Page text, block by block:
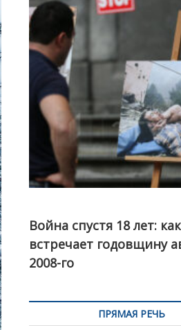
канал
Война спустя 18 лет:
встречает годовщину
2008-го
ПРЯМАЯ РЕЧЬ